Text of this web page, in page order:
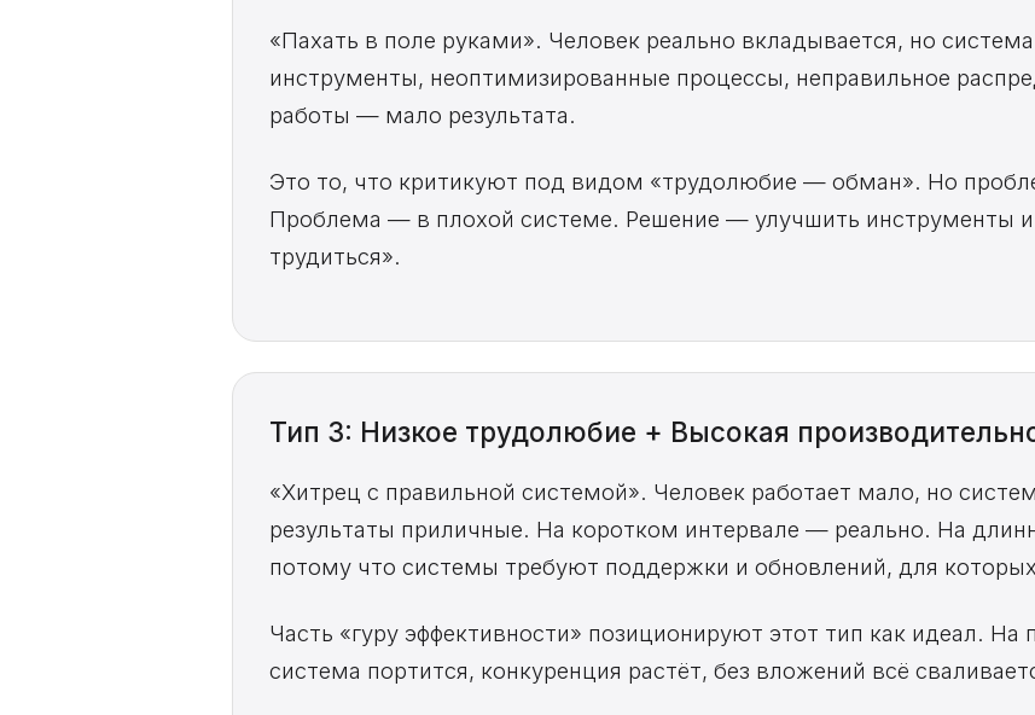
«Пахать в поле руками». Человек реально вкладывается, но
инструменты, неоптимизированные процессы, неправильное
работы — мало результата.
Это то, что критикуют под видом «трудолюбие — обман». Но
Проблема — в плохой системе. Решение — улучшить инструменты и
трудиться».
Тип 3: Низкое трудолюбие + Высокая
«Хитрец с правильной системой». Человек работает мало, но
результаты приличные. На коротком интервале — реально. На
потому что системы требуют поддержки и обновлений, для
Часть «гуру эффективности» позиционируют этот тип как идеал.
система портится, конкуренция растёт, без вложений всё